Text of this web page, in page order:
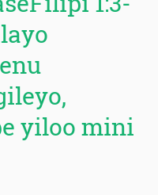
yiloo mini